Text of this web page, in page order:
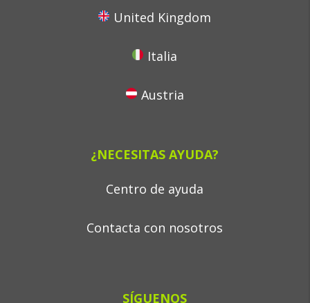
United Kingdom
Italia
Austria
¿NECESITAS AYUDA?
Centro de ayuda
Contacta con nosotros
SÍGUENOS